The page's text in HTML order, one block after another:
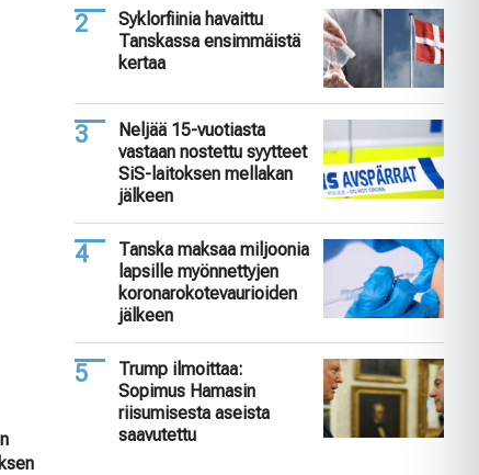
Syklorfiinia havaittu
Tanskassa ensimmäistä
kertaa
Neljää 15-vuotiasta
vastaan nostettu syytteet
SiS-laitoksen mellakan
jälkeen
Tanska maksaa miljoonia
lapsille myönnettyjen
koronarokotevaurioiden
jälkeen
Trump ilmoittaa:
Sopimus Hamasin
riisumisesta aseista
saavutettu